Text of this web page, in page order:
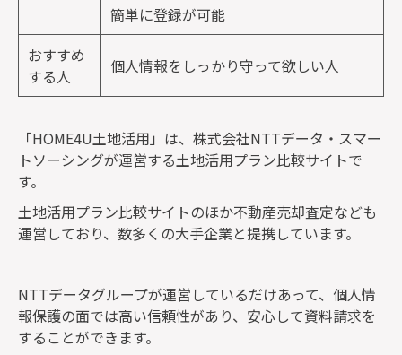
簡単に登録が可能
おすすめ
する人
個人情報をしっかり守って欲しい人
「HOME4U土地活用」は、株式会社NTTデータ・スマー
トソーシングが運営する土地活用プラン比較サイトで
す。
土地活用プラン比較サイトのほか不動産売却査定なども
運営しており、数多くの大手企業と提携しています。
NTTデータグループが運営しているだけあって、個人情
報保護の面では高い信頼性があり、安心して資料請求を
することができます。